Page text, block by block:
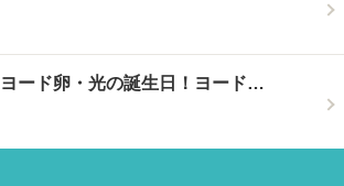
ード卵・光の誕生日！ヨード…